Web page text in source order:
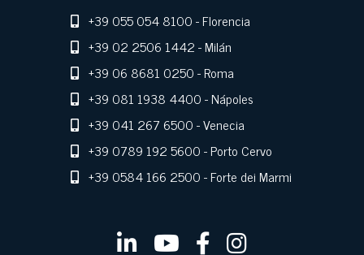
+39 055 054 8100- Florencia
+39 02 2506 1442- Milán
+39 06 8681 0250- Roma
+39 081 1938 4400- Nápoles
+39 041 267 6500- Venecia
+39 0789 192 5600- Porto Cervo
+39 0584 166 2500- Forte dei Marmi